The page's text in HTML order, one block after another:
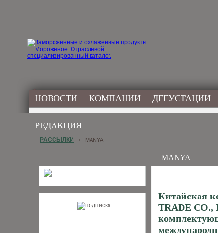
НОВОСТИ КОМПАНИИ ДЕГУСТАЦИИ
РЕДАКЦИЯ
РАССЫЛКИ › MANYA
MANYA
Китайская
TRADE CO.,